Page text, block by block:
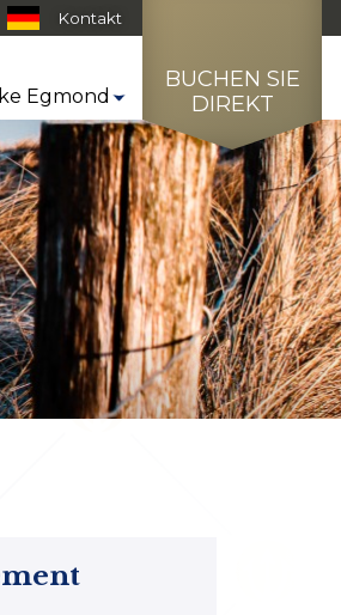
Kontakt
Egmond
BUCHEN SIE
DIREKT